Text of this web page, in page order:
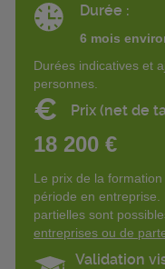
Durée :
6 mois
Durées indicatives et
personnes.
€ Prix (net de
18 200 €
Le prix de la
période en
partielles sont
entreprises ou de
Validation